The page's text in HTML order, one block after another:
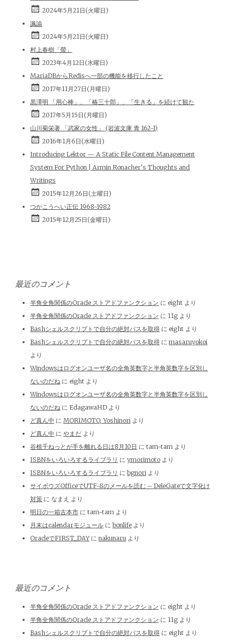
2024年5月21日(火曜日)
諷諭
2024年5月21日(火曜日)
村上春樹「螢」
2023年4月12日(水曜日)
MariaDBからRedisへ一部の機能を移行したこと
2017年11月27日(月曜日)
黒澤明 「用心棒」、「椿三十郎」、「生きる」を続けて観た
2017年5月15日(月曜日)
山川菊栄著 「武家の女性」 (岩波文庫 青 162-1)
2016年1月6日(水曜日)
Introducing Lektor — A Static File Content Management
System For Python | Armin Ronacher’s Thoughts and
Writings
2015年12月26日(土曜日)
つかこうへい正伝 1968-1982
2015年12月25日(金曜日)
最近のコメント
半角全角関係のOracle ストアドファンクション に eight より
半角全角関係のOracle ストアドファンクション に 11g より
Bashシェルスクリプトで自分の絶対パスを取得 に eight より
Bashシェルスクリプトで自分の絶対パスを取得 に masaruyokoi
より
Windowsはログオンユーザ名の全角英数字と半角英数字を区別し
ないのだね に eight より
Windowsはログオンユーザ名の全角英数字と半角英数字を区別し
ないのだね に EdagawaHD より
ど真ん中 に MORIMOTO, Yoshinori より
ど真ん中 に やまだ より
谷根千ねっとが手を離れる日は8月10日 に tam-tam より
ISBNをいろいろするライブラリ に ymorimoto より
ISBNをいろいろするライブラリ に bgnori より
サイボウズOfficeでUTF-8のメールを読む – DeleGateで文字化け
対策 に なまえ より
明日の一箱古本市 に tam-tam より
月末はcalendarモジュール に bonlife より
OracleでFIRST_DAYに nakunaru より
最近のコメント
半角全角関係のOracle ストアドファンクション に eight より
半角全角関係のOracle ストアドファンクション に 11g より
Bashシェルスクリプトで自分の絶対パスを取得 に eight より